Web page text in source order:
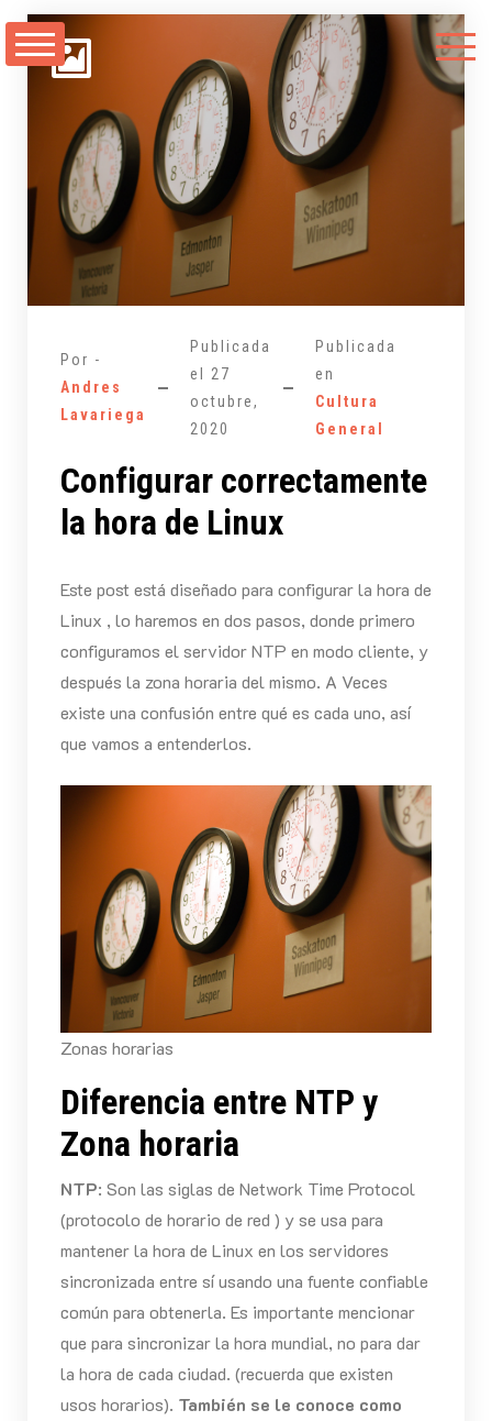
Saltarse
contenido
Por -
Andres
Lavariega
Publicada
el 27
octubre,
2020
Publicada
en
Cultura
General
Configurar correctamente
la hora de Linux
Este post está diseñado para configurar la hora de
Linux , lo haremos en dos pasos, donde primero
configuramos el servidor NTP en modo cliente, y
después la zona horaria del mismo. A Veces
existe una confusión entre qué es cada uno, así
que vamos a entenderlos.
Zonas horarias
Diferencia entre NTP y
Zona horaria
NTP: Son las siglas de Network Time Protocol
(protocolo de horario de red ) y se usa para
mantener la hora de Linux en los servidores
sincronizada entre sí usando una fuente confiable
común para obtenerla. Es importante mencionar
que para sincronizar la hora mundial, no para dar
la hora de cada ciudad. (recuerda que existen
usos horarios). También se le conoce como